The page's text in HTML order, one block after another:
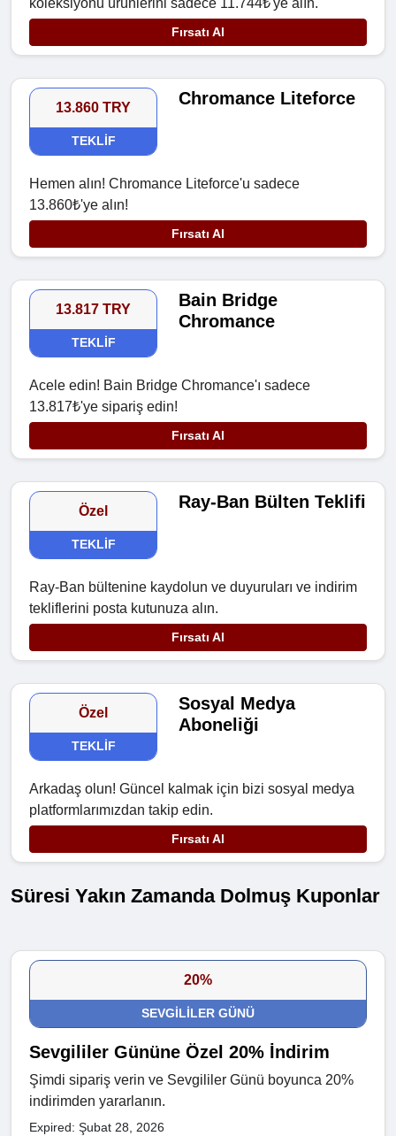
koleksiyonu ürünlerini sadece 11.744₺'ye alın.
Fırsatı Al
13.860 TRY
TEKLIF
Chromance Liteforce
Hemen alın! Chromance Liteforce'u sadece
13.860₺'ye alın!
Fırsatı Al
13.817 TRY
TEKLIF
Bain Bridge
Chromance
Acele edin! Bain Bridge Chromance'ı sadece
13.817₺'ye sipariş edin!
Fırsatı Al
Özel
TEKLIF
Ray-Ban Bülten Teklifi
Ray-Ban bültenine kaydolun ve duyuruları ve indirim
tekliflerini posta kutunuza alın.
Fırsatı Al
Özel
TEKLIF
Sosyal Medya
Aboneliği
Arkadaş olun! Güncel kalmak için bizi sosyal medya
platformlarımızdan takip edin.
Fırsatı Al
Süresi Yakın Zamanda Dolmuş Kuponlar
20%
SEVGILILER GÜNÜ
Sevgililer Gününe Özel 20% İndirim
Şimdi sipariş verin ve Sevgililer Günü boyunca 20%
indirimden yararlanın.
Expired: Şubat 28, 2026